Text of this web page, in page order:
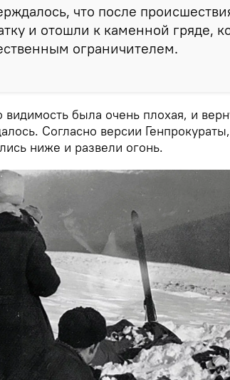
что после
и отошли к каменной гряде,
ограничителем.
видимость была очень плохая, и
Согласно версии
ниже и развели огонь.